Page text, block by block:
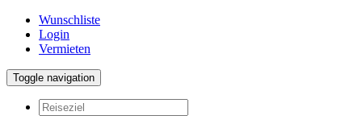
Wunschliste
Login
Vermieten
Toggle navigation